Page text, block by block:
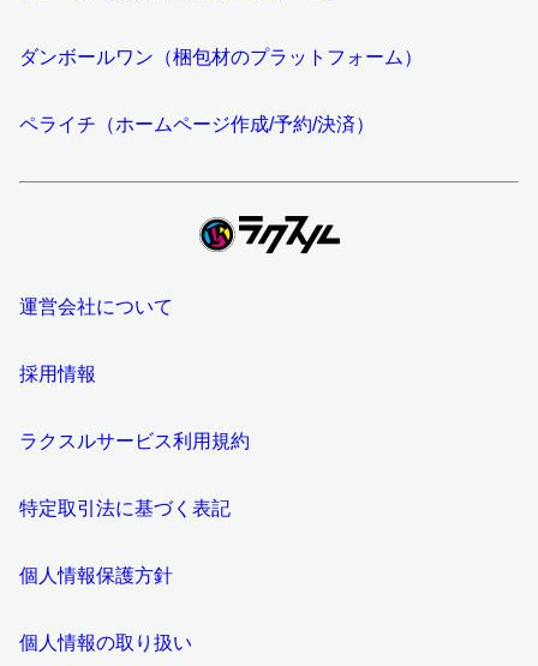
ダンボールワン（梱包材のプラットフォーム）
ペライチ（ホームページ作成/予約/決済）
運営会社について
採用情報
ラクスルサービス利用規約
特定取引法に基づく表記
個人情報保護方針
個人情報の取り扱い